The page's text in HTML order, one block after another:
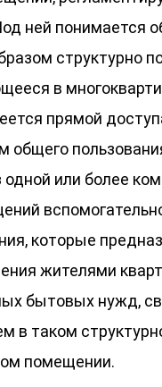
ней понимается
структурно
в
прямой
общего
одной или более
которые
жителями
бытовых нужд,
в таком
помещении.